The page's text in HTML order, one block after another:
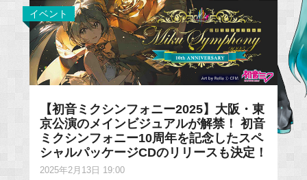
イベント
【初音ミクシンフォニー2025】大阪・東
京公演のメインビジュアルが解禁！ 初音
ミクシンフォニー10周年を記念したスペ
シャルパッケージCDのリリースも決定！
2025年2月13日 19:00